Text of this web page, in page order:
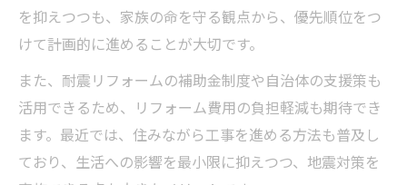
住みながら進めるリフォーム工事の流れ
リフォームで住みながら工事するための工
地震対策リフォームのスムーズな流れを解
説
生活を続けるためのリフォーム工事計画
を抑えつつも、家族の命を守る観点から、優先順位をつ
けて計画的に進めることが大切です。
また、耐震リフォームの補助金制度や自治体の支援策も
活用できるため、リフォーム費用の負担軽減も期待でき
ます。最近では、住みながら工事を進める方法も普及し
ており、生活への影響を最小限に抑えつつ、地震対策を